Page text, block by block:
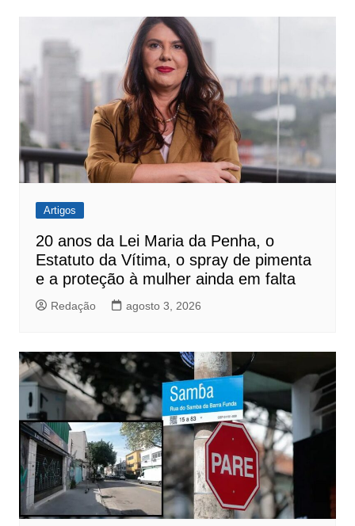
Artigos
20 anos da Lei Maria da Penha, o
Estatuto da Vítima, o spray de pimenta
e a proteção à mulher ainda em falta
Redação agosto 3, 2026